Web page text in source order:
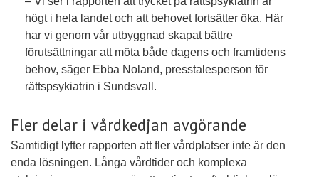
högt i hela landet och att behovet fortsätter öka. Här
har vi genom vår utbyggnad skapat bättre
förutsättningar att möta både dagens och framtidens
behov, säger Ebba Noland, presstalesperson för
rättspsykiatrin i Sundsvall.
Fler delar i vårdkedjan avgörande
Samtidigt lyfter rapporten att fler vårdplatser inte är den
enda lösningen. Långa vårdtider och komplexa